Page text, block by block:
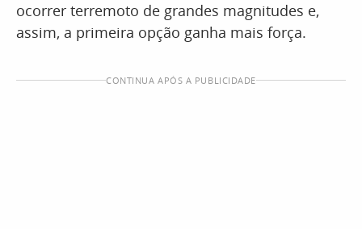
ocorrer terremoto de grandes magnitudes e,
assim, a primeira opção ganha mais força.
CONTINUA APÓS A PUBLICIDADE